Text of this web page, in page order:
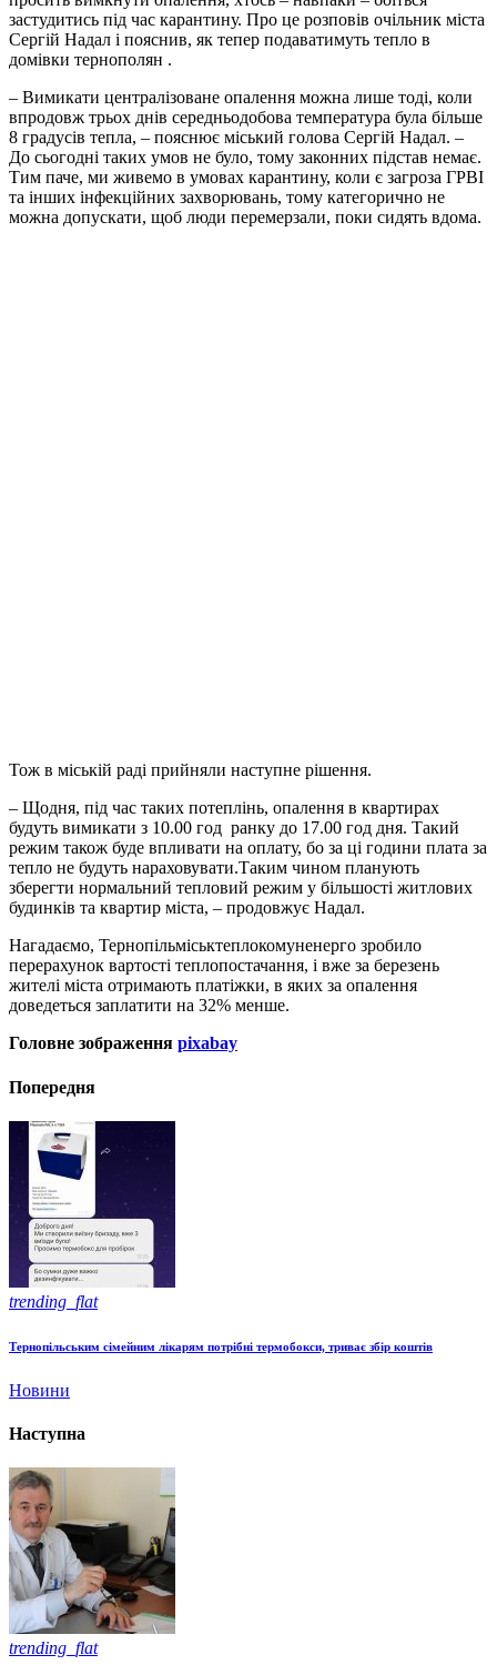
застудитись під час карантину. Про це розповів очільник міста
Сергій Надал і пояснив, як тепер подаватимуть тепло в
домівки тернополян .
– Вимикати централізоване опалення можна лише тоді, коли
впродовж трьох днів середньодобова температура була більше
8 градусів тепла, – пояснює міський голова Сергій Надал. –
До сьогодні таких умов не було, тому законних підстав немає.
Тим паче, ми живемо в умовах карантину, коли є загроза ГРВІ
та інших інфекційних захворювань, тому категорично не
можна допускати, щоб люди перемерзали, поки сидять вдома.
Тож в міській раді прийняли наступне рішення.
– Щодня, під час таких потеплінь, опалення в квартирах
будуть вимикати з 10.00 год ранку до 17.00 год дня. Такий
режим також буде впливати на оплату, бо за ці години плата за
тепло не будуть нараховувати.Таким чином планують
зберегти нормальний тепловий режим у більшості житлових
будинків та квартир міста, – продовжує Надал.
Нагадаємо, Тернопільміськтеплокомуненерго зробило
перерахунок вартості теплопостачання, і вже за березень
жителі міста отримають платіжки, в яких за опалення
доведеться заплатити на 32% менше.
Головне зображення pixabay
Попередня
trending_flat
Тернопільським сімейним лікарям потрібні термобокси, триває збір коштів
Новини
Наступна
trending_flat